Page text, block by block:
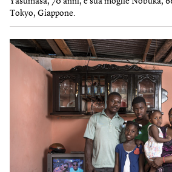
Tokyo, Giappone.